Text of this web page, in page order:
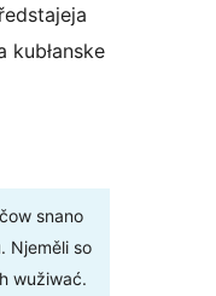
kubłanske
snano
Njeměli so
wužiwać.